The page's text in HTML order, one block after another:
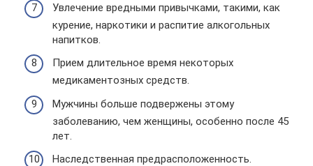
Увлечение вредными привычками, такими, как
курение, наркотики и распитие алкогольных
напитков.
Прием длительное время некоторых
медикаментозных средств.
Мужчины больше подвержены этому
заболеванию, чем женщины, особенно после 45
лет.
Наследственная предрасположенность.